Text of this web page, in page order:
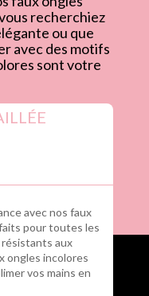
recherchiez
ou que
avec des motifs
sont votre
avec nos faux
pour toutes les
aux
ongles incolores
vos mains en